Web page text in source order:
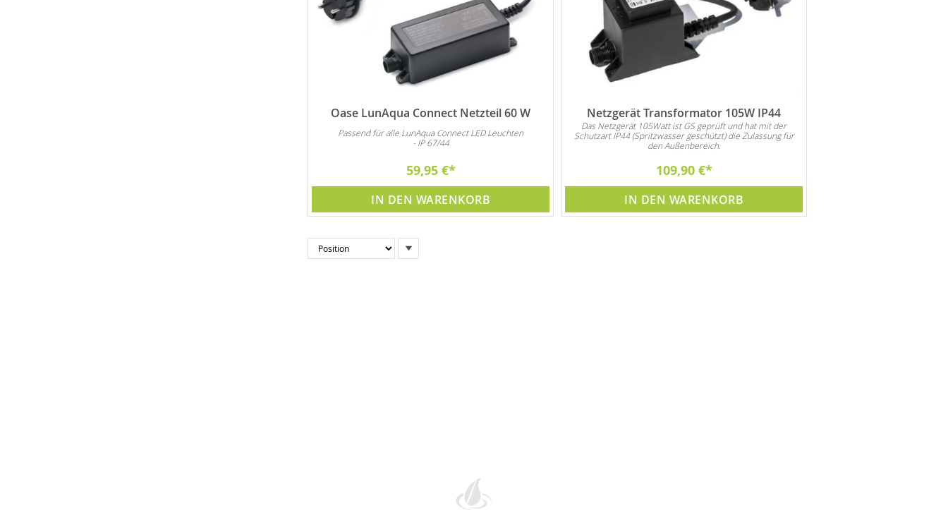
Oase LunAqua Connect Netzteil 60 W
Passend für alle LunAqua Connect LED Leuchten
- IP 67/44
59,95 €
IN DEN WARENKORB
Netzgerät Transformator 105W IP44
Das Netzgerät 105Watt ist GS geprüft und hat mit der
Schutzart IP44 (Spritzwasser geschützt) die Zulassung für
den Außenbereich.
109,90 €
IN DEN WARENKORB
absteigender